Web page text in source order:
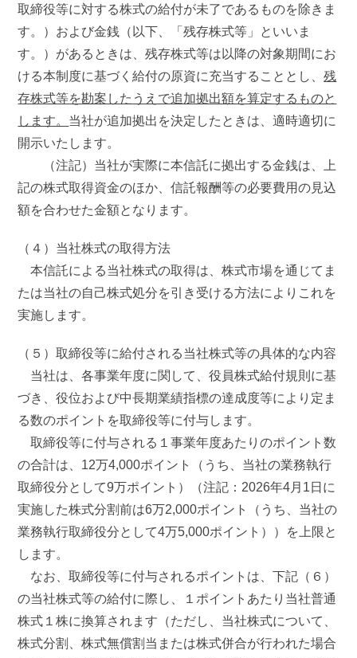
取締役等に対する株式の給付が未了であるものを除きま
す。）および金銭（以下、「残存株式等」といいま
す。）があるときは、残存株式等は以降の対象期間にお
ける本制度に基づく給付の原資に充当することとし、残
存株式等を勘案したうえで追加拠出額を算定するものと
します。 当社が追加拠出を決定したときは、適時適切に
開示いたします。
（注記）当社が実際に本信託に拠出する金銭は、上
記の株式取得資金のほか、信託報酬等の必要費用の見込
額を合わせた金額となります。
（４）当社株式の取得方法
本信託による当社株式の取得は、株式市場を通じてま
たは当社の自己株式処分を引き受ける方法によりこれを
実施します。
（５）取締役等に給付される当社株式等の具体的な内容
当社は、各事業年度に関して、役員株式給付規則に基
づき、役位および中長期業績指標の達成度等により定ま
る数のポイントを取締役等に付与します。
取締役等に付与される１事業年度あたりのポイント数
の合計は、12万4,000ポイント（うち、当社の業務執行
取締役分として9万ポイント）（注記：2026年4月1日に
実施した株式分割前は6万2,000ポイント（うち、当社の
業務執行取締役分として4万5,000ポイント））を上限と
します。
なお、取締役等に付与されるポイントは、下記（６）
の当社株式等の給付に際し、１ポイントあたり当社普通
株式１株に換算されます（ただし、当社株式について、
株式分割、株式無償割当または株式併合が行われた場合